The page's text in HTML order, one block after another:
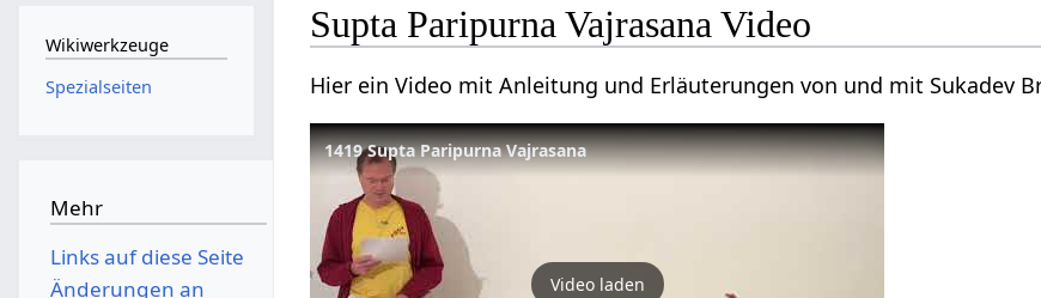
Supta Paripurna Vajrasana Video
Hier ein Video mit Anleitung und Erläuterungen von und mit Sukadev
1419 Supta Paripurna Vajrasana
Video laden
Wikiwerkzeuge
Spezialseiten
Mehr
Links auf diese Seite
Änderungen an